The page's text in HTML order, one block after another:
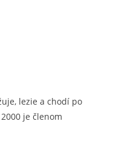
lezie a chodí po
je členom